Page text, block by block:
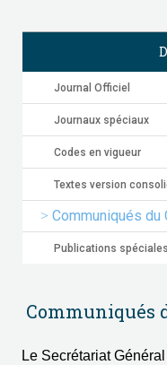
Journal Officiel
Journaux spéciaux
Codes en vigueur
Textes version
Communiqués
Publications spéciales
Communiqués
Le Secrétariat